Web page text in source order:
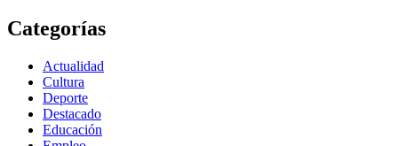
Categorías
Actualidad
Cultura
Deporte
Destacado
Educación